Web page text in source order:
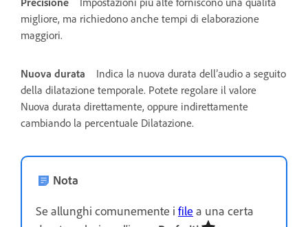
migliore, ma richiedono anche tempi di elaborazione
maggiori.
Nuova durata
Indica la nuova durata dell’audio a seguito
della dilatazione temporale. Potete regolare il valore
Nuova durata direttamente, oppure indirettamente
cambiando la percentuale Dilatazione.
Nota
Se allunghi comunemente i file a una certa